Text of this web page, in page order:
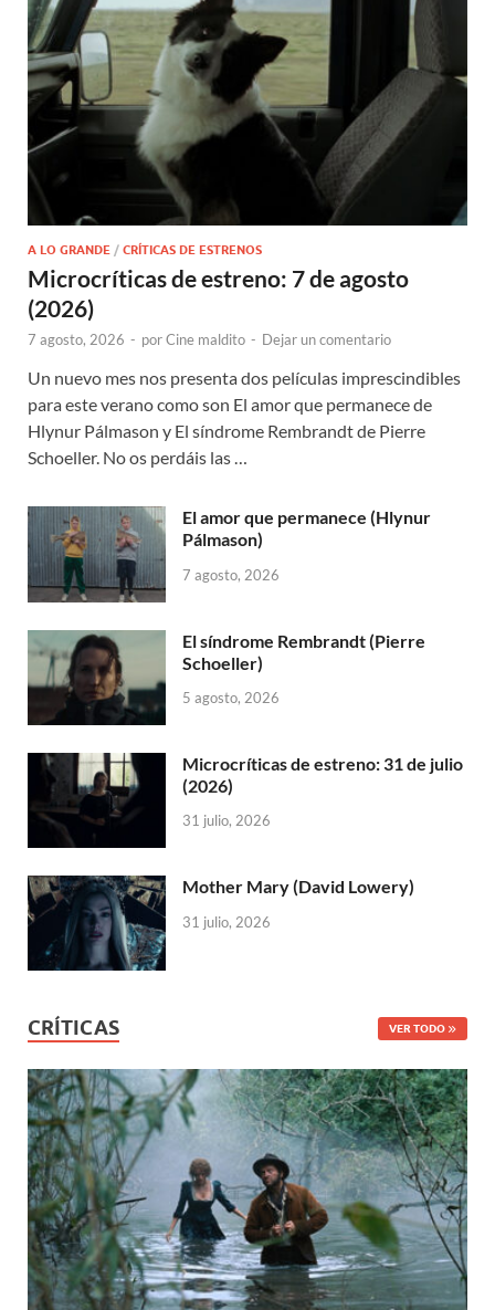
A LO GRANDE / CRÍTICAS DE ESTRENOS
Microcríticas de estreno: 7 de agosto
(2026)
7 agosto, 2026 - porCine maldito - Dejar un comentario
Un nuevo mes nos presenta dos películas imprescindibles
para este verano como son El amor que permanece de
Hlynur Pálmason y El síndrome Rembrandt de Pierre
Schoeller. No os perdáis las …
El amor que permanece (Hlynur
Pálmason)
7 agosto, 2026
El síndrome Rembrandt (Pierre
Schoeller)
5 agosto, 2026
Microcríticas de estreno: 31 de julio
(2026)
31 julio, 2026
Mother Mary (David Lowery)
31 julio, 2026
CRÍTICAS VER TODO